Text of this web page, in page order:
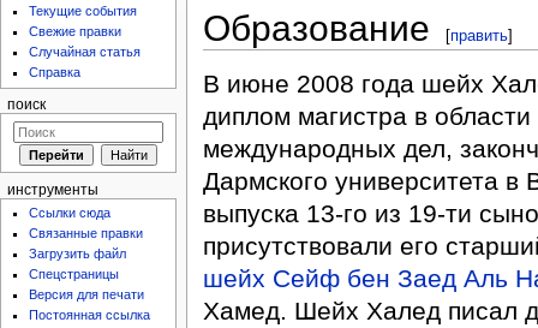
Образование [править]
В июне 2008 года шейх
диплом магистра в
международных дел,
Дармского университета
выпуска 13-го из 19-ти
присутствовали его
шейх Сейф бен Заед Аль
Хамед. Шейх Халед писал
Текущие события
Свежие правки
Случайная статья
Справка
поиск
инструменты
Ссылки сюда
Связанные правки
Загрузить файл
Спецстраницы
Версия для печати
Постоянная ссылка